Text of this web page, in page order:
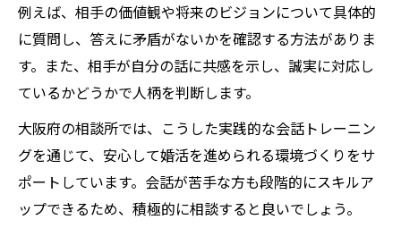
例えば、相手の価値観や将来のビジョンについて具体的
に質問し、答えに矛盾がないかを確認する方法がありま
す。また、相手が自分の話に共感を示し、誠実に対応し
ているかどうかで人柄を判断します。
大阪府の相談所では、こうした実践的な会話トレーニン
グを通じて、安心して婚活を進められる環境づくりをサ
ポートしています。会話が苦手な方も段階的にスキルア
ップできるため、積極的に相談すると良いでしょう。